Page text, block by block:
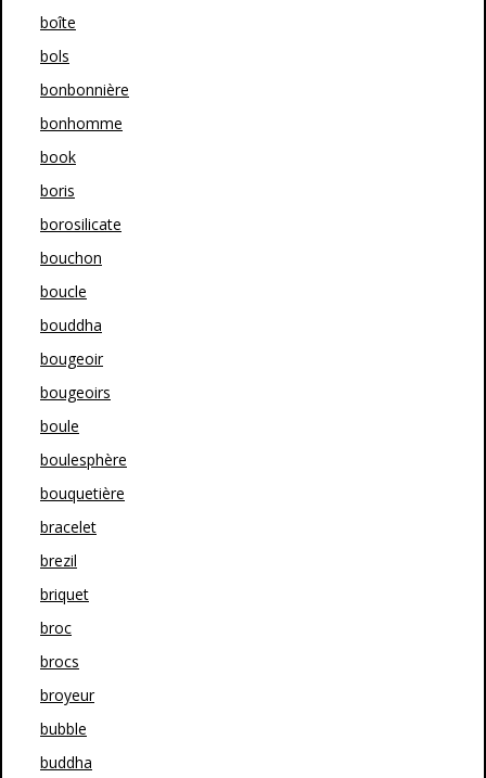
boîte
bols
bonbonnière
bonhomme
book
boris
borosilicate
bouchon
boucle
bouddha
bougeoir
bougeoirs
boule
boulesphère
bouquetière
bracelet
brezil
briquet
broc
brocs
broyeur
bubble
buddha